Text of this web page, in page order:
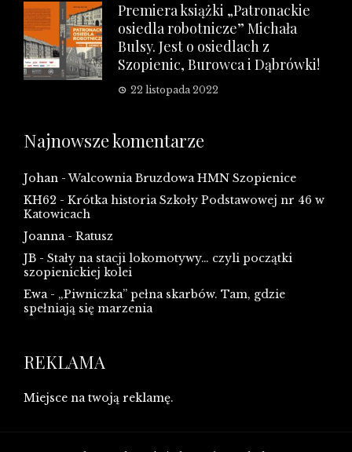
Premiera książki „Patronackie
osiedla robotnicze” Michała
Bulsy. Jest o osiedlach z
Szopienic, Burowca i Dąbrówki!
22 listopada 2022
Najnowsze komentarze
Johan -Walcownia Bruzdowa HMN Szopienice
KH62 - Krótka historia Szkoły Podstawowej nr 46 w
Katowicach
Joanna- Ratusz
JB - Stały na stacji lokomotywy… czyli początki
szopienickiej kolei
Ewa- „Piwniczka” pełna skarbów. Tam, gdzie
spełniają się marzenia
REKLAMA
Miejsce na twoją reklamę.